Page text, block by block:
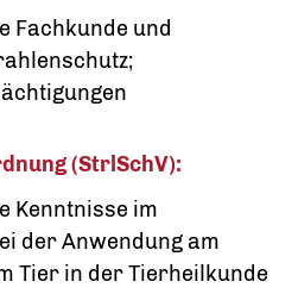
Fachkunde und
(StrlSchV):
Kenntnisse im
der Anwendung am
Tier in der Tierheilkunde